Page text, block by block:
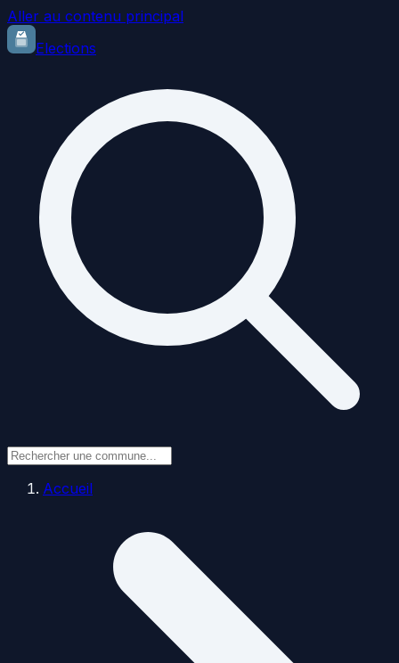
Aller au contenu principal
Elections
Accueil